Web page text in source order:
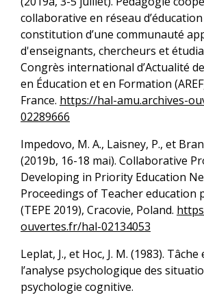
collaborative en réseau
constitution d’une communauté
d'enseignants, chercheurs et
Congrès international d’Actualité
en Éducation et en Formation
France. https://hal-amu.archives-
02289666
Impedovo, M. A., Laisney, P., et
(2019b, 16-18 mai). Collaborative
Developing in Priority Education
Proceedings of Teacher education
(TEPE 2019), Cracovie, Poland.
ouvertes.fr/hal-02134053
Leplat, J., et Hoc, J. M. (1983).
l’analyse psychologique des
psychologie cognitive.